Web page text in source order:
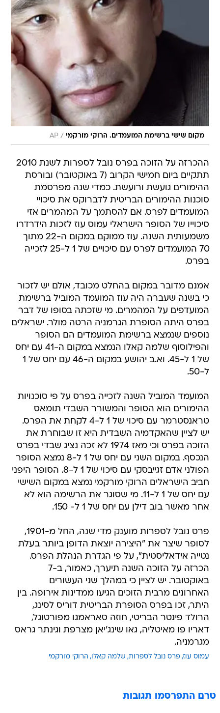
מקום שישי ברשימת המועמדים. הרוקי מורקמי /
AP
ההכרזה על הזוכה בפרס נובל לספרות לשנת 2010
תתקיים ביום חמישי הקרוב (7 באוקטובר) ובורסת
ההימורים גועשת ורועשת. כמדי שנה מפרסמת
סוכנות ההימורים הבריטית לדברוקס את סיכויי
המועמדים לפרס. אם להסתמך על המהמרים אזי
סיכוייו של הסופר הישראלי עמוס עוז לזכות הידרדרו
משמעותית השנה. עוז ממוקם במקום ה-22 מתוך
70 המועמדים לפרס עם סיכויים של 1 ל-25 לזכייה
בפרס.
אמנם מדובר במקום בהחלט מכובד, אולם יש לזכור
כי בשנה שעברה היה עוז המועמד המוביל ברשימת
המועדפים על המהמרים. מי שזכתה בסופו של דבר
בפרס היתה הסופרת הגרמניה הרטה מולר. ישראלים
נוספים שנמצא ברשימת המועמדים הם הסופר
והפילוסוף שלמה קאלו הנמצא במקום ה-41 עם יחס
של 1 ל-45. וא.ב יהושע במקום ה-46 עם יחס של 1
ל-50.
המועמד המוביל השנה לזכייה בפרס על פי סוכנויות
ההימורים הוא הסופר והמשורר השבדי תומאס
טראנסטרמר עם סיכוי של 1 ל-4 לקחת את הפרס.
יש לציין שהאקדמיה השבדית היא זו שבוחרת את
הזוכה בפרס וכי מאז 1974 לא זכה נציג שבדי בפרס
הנכסף. במקום השני עם יחס של 1 ל-8 נמצא הסופר
הפולני אדם זגייבסקי עם סיכוי של 1 ל-8. הסופר היפני
חביב הישראלים הרוקי מורקמי נמצא במקום השישי
עם יחס של 1 ל-11. מי שסוגר את הרשימה הוא לא
אחר מאשר בוב דילן עם יחס של 1 ל- 150.
פרס נובל לספרות מוענק מדי שנה, החל מ-1901,
לסופר שיצר את "היצירה יוצאת הדופן ביותר בעלת
נטייה אידאליסטית", על פי הגדרת הנהלת הפרס.
הכרזה על הזוכה השנה תיערך, כאמור, ב-7
באוקטובר. יש לציין כי במהלך שני העשורים
האחרונים מרבית הזוכים הגיעו ממדינות אירופה. בין
היתר, זכו בפרס הסופרת הבריטית דוריס לסינג,
הרולד פינטר הבריטי, חוזה סאראמגו מפורטוגל,
דאריו פו מאיטליה, גאו שינג'יאן מצרפת וגינתר גראס
מגרמניה.
עמוס עוז פרס נובל לספרות שלמה קאלו הרוקי מורקמי
טרם התפרסמו תגובות